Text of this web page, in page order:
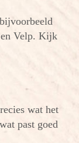
en Velp. Kijk
wat het
past goed